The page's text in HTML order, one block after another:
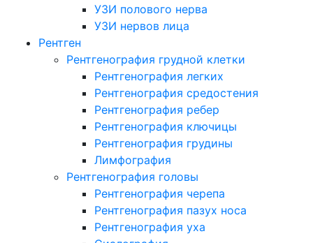
УЗИ полового нерва
УЗИ нервов лица
Рентген
Рентгенография грудной клетки
Рентгенография легких
Рентгенография средостения
Рентгенография ребер
Рентгенография ключицы
Рентгенография грудины
Лимфография
Рентгенография головы
Рентгенография черепа
Рентгенография пазух носа
Рентгенография уха